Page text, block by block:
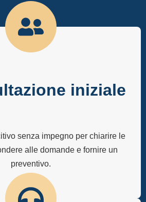
iniziale
senza impegno per chiarire le
alle domande e fornire un
preventivo.